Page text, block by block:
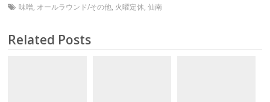
味噌, オールラウンド/その他, 火曜定休,仙南
Related Posts